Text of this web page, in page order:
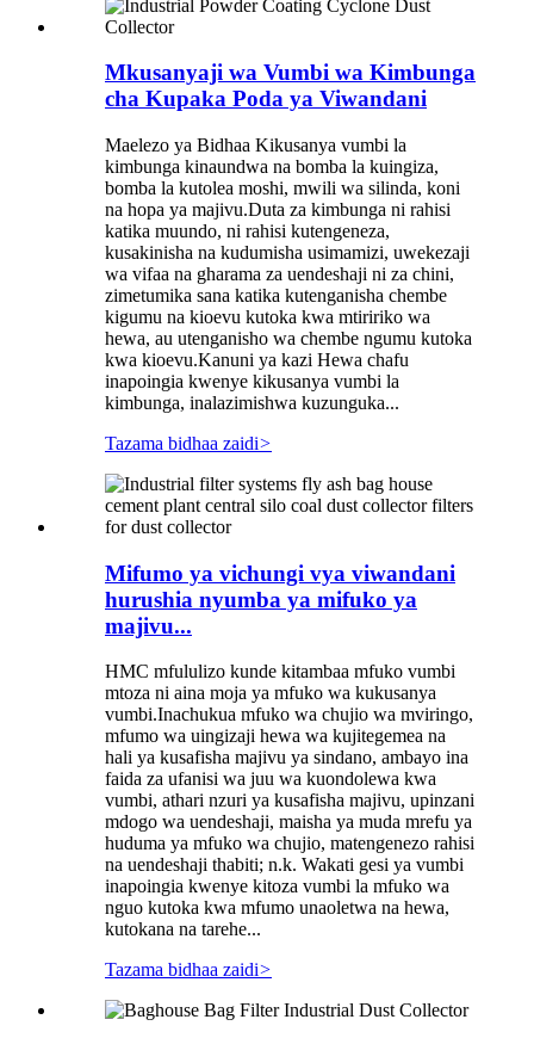
Mkusanyaji wa Vumbi wa Kimbunga
cha Kupaka Poda ya Viwandani
Maelezo ya Bidhaa Kikusanya vumbi la
kimbunga kinaundwa na bomba la kuingiza,
bomba la kutolea moshi, mwili wa silinda, koni
na hopa ya majivu.Duta za kimbunga ni rahisi
katika muundo, ni rahisi kutengeneza,
kusakinisha na kudumisha usimamizi, uwekezaji
wa vifaa na gharama za uendeshaji ni za chini,
zimetumika sana katika kutenganisha chembe
kigumu na kioevu kutoka kwa mtiririko wa
hewa, au utenganisho wa chembe ngumu kutoka
kwa kioevu.Kanuni ya kazi Hewa chafu
inapoingia kwenye kikusanya vumbi la
kimbunga, inalazimishwa kuzunguka...
Tazama bidhaa zaidi>
Mifumo ya vichungi vya viwandani
hurushia nyumba ya mifuko ya
majivu...
HMC mfululizo kunde kitambaa mfuko vumbi
mtoza ni aina moja ya mfuko wa kukusanya
vumbi.Inachukua mfuko wa chujio wa mviringo,
mfumo wa uingizaji hewa wa kujitegemea na
hali ya kusafisha majivu ya sindano, ambayo ina
faida za ufanisi wa juu wa kuondolewa kwa
vumbi, athari nzuri ya kusafisha majivu, upinzani
mdogo wa uendeshaji, maisha ya muda mrefu ya
huduma ya mfuko wa chujio, matengenezo rahisi
na uendeshaji thabiti; n.k. Wakati gesi ya vumbi
inapoingia kwenye kitoza vumbi la mfuko wa
nguo kutoka kwa mfumo unaoletwa na hewa,
kutokana na tarehe...
Tazama bidhaa zaidi>